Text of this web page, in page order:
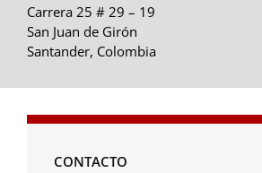
Carrera 25 # 29 – 19
San Juan de Girón
Santander, Colombia
CONTACTO